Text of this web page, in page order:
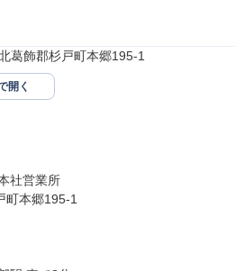
葛飾郡杉戸町本郷195-1
開く
社営業所
町本郷195-1